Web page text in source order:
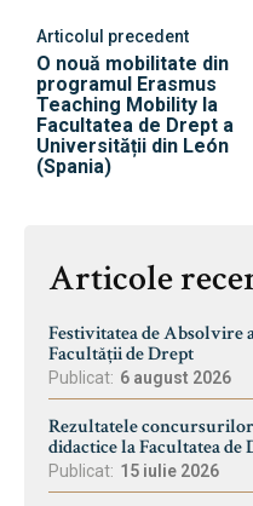
Articolul precedent
O nouă mobilitate din
programul Erasmus
Teaching Mobility la
Facultatea de Drept a
Universității din León
(Spania)
Articole
Festivitatea de Absolvire
Facultății de Drept
Publicat: 6 august 2026
Rezultatele
didactice la Facultatea de
Publicat: 15 iulie 2026